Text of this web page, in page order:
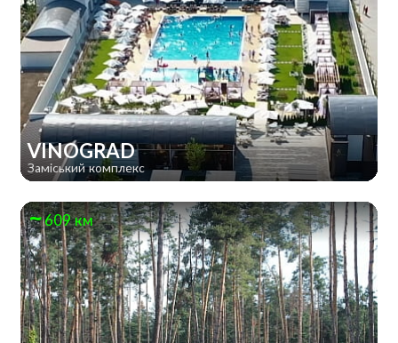
VINOGRAD
Заміський комплекс
609 км